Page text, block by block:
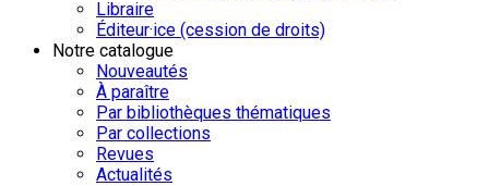
Libraire
Éditeur·ice (cession de droits)
Notre catalogue
Nouveautés
À paraître
Par bibliothèques thématiques
Par collections
Revues
Actualités